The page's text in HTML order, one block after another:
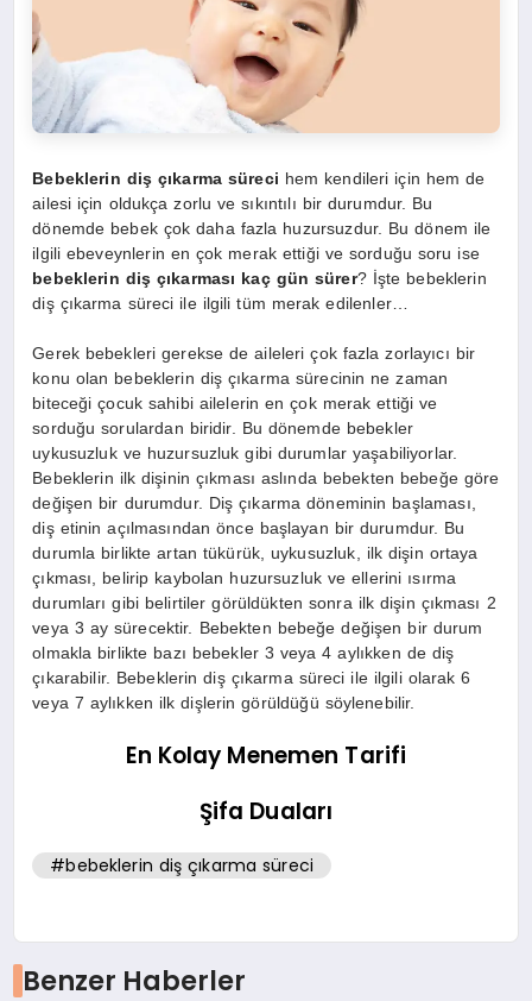
Bebeklerin diş çıkarma süreci hem kendileri için hem de
ailesi için oldukça zorlu ve sıkıntılı bir durumdur. Bu
dönemde bebek çok daha fazla huzursuzdur. Bu dönem ile
ilgili ebeveynlerin en çok merak ettiği ve sorduğu soru ise
bebeklerin diş çıkarması kaç gün sürer? İşte bebeklerin
diş çıkarma süreci ile ilgili tüm merak edilenler…
Gerek bebekleri gerekse de aileleri çok fazla zorlayıcı bir
konu olan bebeklerin diş çıkarma sürecinin ne zaman
biteceği çocuk sahibi ailelerin en çok merak ettiği ve
sorduğu sorulardan biridir. Bu dönemde bebekler
uykusuzluk ve huzursuzluk gibi durumlar yaşabiliyorlar.
Bebeklerin ilk dişinin çıkması aslında bebekten bebeğe göre
değişen bir durumdur. Diş çıkarma döneminin başlaması,
diş etinin açılmasından önce başlayan bir durumdur. Bu
durumla birlikte artan tükürük, uykusuzluk, ilk dişin ortaya
çıkması, belirip kaybolan huzursuzluk ve ellerini ısırma
durumları gibi belirtiler görüldükten sonra ilk dişin çıkması 2
veya 3 ay sürecektir. Bebekten bebeğe değişen bir durum
olmakla birlikte bazı bebekler 3 veya 4 aylıkken de diş
çıkarabilir. Bebeklerin diş çıkarma süreci ile ilgili olarak 6
veya 7 aylıkken ilk dişlerin görüldüğü söylenebilir.
En Kolay Menemen Tarifi
Şifa Duaları
#bebeklerin diş çıkarma süreci
Benzer Haberler